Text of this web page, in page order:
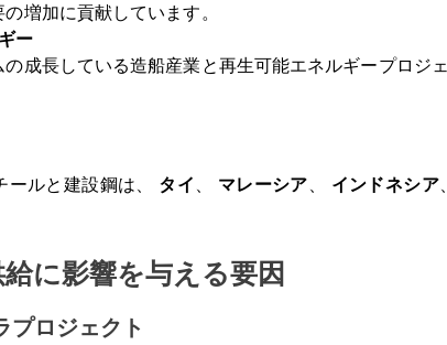
増加に貢献しています。
ー
の成長している造船産業と再生可能エネルギープロジ
ルと建設鋼は、 タイ マレーシア インドネシア
に影響を与える要因
プロジェクト